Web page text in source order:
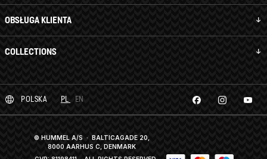
OBSŁUGA KLIENTA
COLLECTIONS
POLSKA PL EN
© HUMMEL A/S · BALTICAGADE 20,
8000 AARHUS C, DENMARK